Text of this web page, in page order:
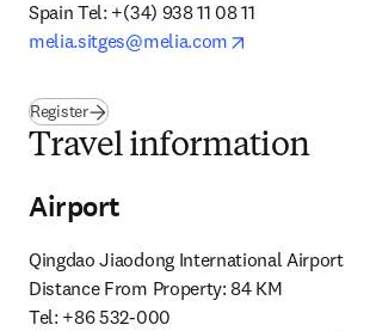
melia.sitges@melia.com
Register
Travel information
Airport
Qingdao Jiaodong International Airport
Distance From Property: 84 KM
Tel: +86 532-000